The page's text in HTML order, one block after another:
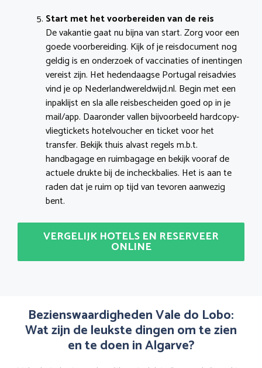
Start met het voorbereiden van de reis
De vakantie gaat nu bijna van start. Zorg voor een
goede voorbereiding. Kijk of je reisdocument nog
geldig is en onderzoek of vaccinaties of inentingen
vereist zijn. Het hedendaagse Portugal reisadvies
vind je op Nederlandwereldwijd.nl. Begin met een
inpaklijst en sla alle reisbescheiden goed op in je
mail/app. Daaronder vallen bijvoorbeeld hardcopy-
vliegtickets hotelvoucher en ticket voor het
transfer. Bekijk thuis alvast regels m.b.t.
handbagage en ruimbagage en bekijk vooraf de
actuele drukte bij de incheckbalies. Het is aan te
raden dat je ruim op tijd van tevoren aanwezig
bent.
VERGELIJK HOTELS EN RESERVEER
ONLINE
Bezienswaardigheden Vale do Lobo:
Wat zijn de leukste dingen om te zien
en te doen in Algarve?